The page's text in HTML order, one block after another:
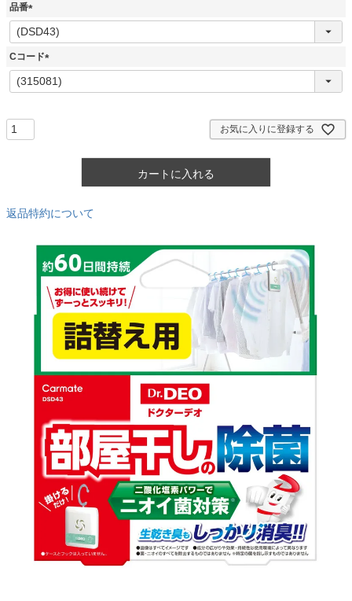
品番
(
必
Cコード
(
必
お気に入りに登録する
カートに入れる
返品特約について